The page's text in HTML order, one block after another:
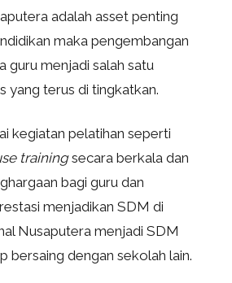
adalah asset penting
maka pengembangan
guru menjadi salah satu
yang terus di tingkatkan.
kegiatan pelatihan seperti
trainingsecara berkala dan
bagi guru dan
menjadikan SDM di
Nusaputera menjadi SDM
bersaing dengan sekolah lain.